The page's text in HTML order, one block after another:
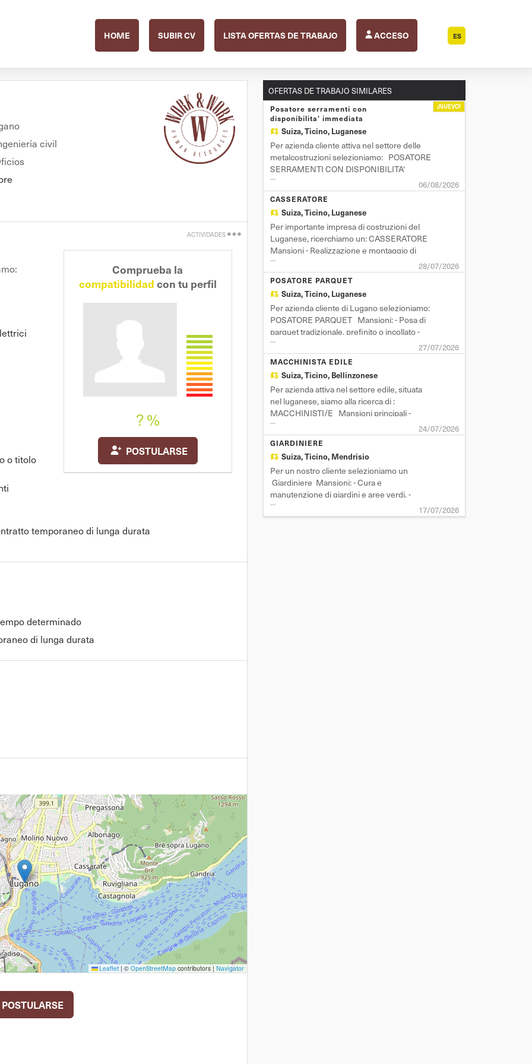
HOME SUBIR CV LISTA OFERTAS DE TRABAJO ACCESO ES
civil
ACTIVIDADES
Imprimir
Recomienda a un
amigo
Comprueba la
compatibilidad con tu perfil
? %
POSTULARSE
o titolo
temporaneo di lunga durata
determinado
di lunga durata
Leaflet | © OpenStreetMapcontributors | Navigator
POSTULARSE
OFERTAS DE TRABAJO SIMILARES
¡NUEVO!
Posatore serramenti con
disponibilita' immediata
Suiza,Ticino, Luganese
Per azienda cliente attiva nel settore delle
metalcostruzioni selezioniamo: POSATORE
SERRAMENTI CON DISPONIBILITA'
IMMEDIATA Mansioni: - Esecuzione di
rilievi e tracciamenti - Posa serramenti in
alluminio, PVC, parapetti e carpenteria -
Esecuzione di modifiche Requisiti: -
Pregressa esperienza
...
06/08/2026
CASSERATORE
Suiza,Ticino, Luganese
Per importante impresa di costruzioni del
Luganese, ricerchiamo un: CASSERATORE
Mansioni - Realizzazione e montaggio di
casseri per opere in calcestruzzo armato -
Preparazione e posa di casseforme
tradizionali e prefabbricate - Getto e disarmo
delle strutture in cemento - Lettura e
interpretazione d
...
28/07/2026
POSATORE PARQUET
Suiza,Ticino, Luganese
Per azienda cliente di Lugano selezioniamo:
POSATORE PARQUET Mansioni: - Posa di
parquet tradizionale, prefinito o incollato -
Laminatura e levigatura di pavimenti in legno
- Posa di pavimenti flottanti in PVC o LVT -
Preparazione e livellamento del sottofondo -
Taglio, adattamento e rifinitura de
...
27/07/2026
MACCHINISTA EDILE
Suiza,Ticino, Bellinzonese
Per azienda attiva nel settore edile, situata
nel luganese, siamo alla ricerca di :
MACCHINISTI/E Mansioni principali -
Conduzione e manovra di truck gommati da
26–28 tonnellate - Guida di altri mezzi edili -
Carico, scarico e movimentazione di
materiali pesanti - Collaborazione con il
team op
...
24/07/2026
GIARDINIERE
Suiza,Ticino, Mendrisio
Per un nostro cliente selezioniamo un
Giardiniere Mansioni: - Cura e
manutenzione di giardini e aree verdi. -
Taglio dell'erba, potatura di alberi e siepi. -
Piantumazione di fiori, arbusti e alberi. -
...
17/07/2026